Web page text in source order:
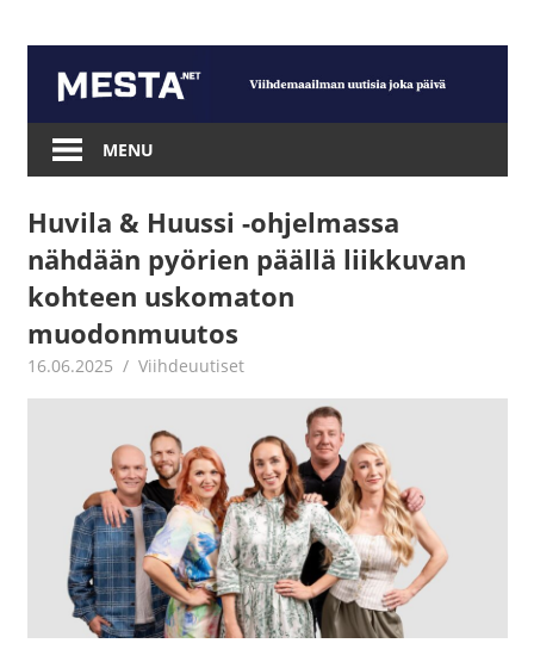
content
Mesta.net
MENU
Huvila & Huussi -ohjelmassa
nähdään pyörien päällä liikkuvan
kohteen uskomaton
muodonmuutos
16.06.2025 Juha Kaunisto
Viihdeuutiset